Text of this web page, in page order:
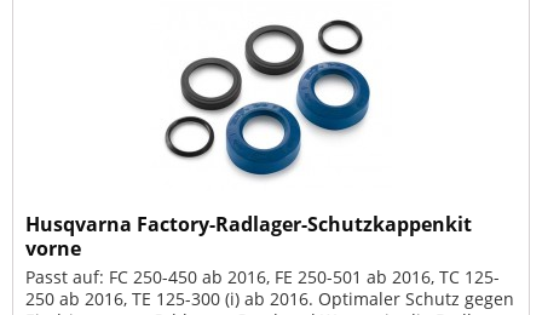
Husqvarna Factory-Radlager-Schutzkappenkit
vorne
Passt auf: FC 250-450 ab 2016, FE 250-501 ab 2016, TC 125-
250 ab 2016, TE 125-300 (i) ab 2016. Optimaler Schutz gegen